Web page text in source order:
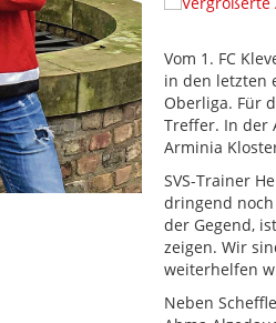
Vom 1. FC
in den letzten
Oberliga. Für
Treffer. In der
Arminia
SVS-Trainer
dringend
der Gegend,
zeigen. Wir
weiterhelfen
Neben